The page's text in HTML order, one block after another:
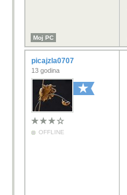
Moj PC
picajzla0707
13 godina
OFFLINE